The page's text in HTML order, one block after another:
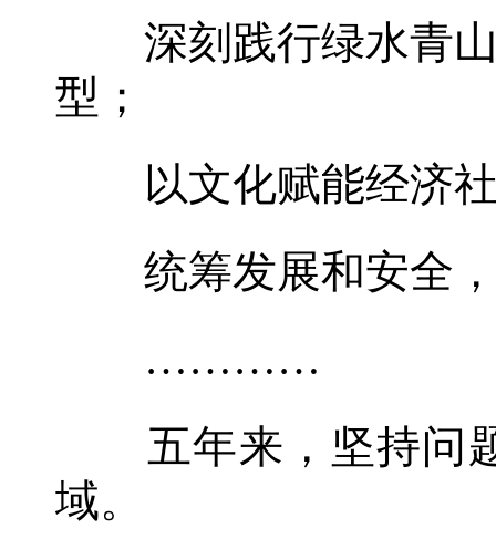
深刻践行绿水青山
型；
以文化赋能经济社
统筹发展和安全，
…………
五年来，坚持问题
域。